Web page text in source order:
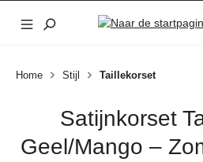
Ga naar de hoofdinhoud
Home Stijl Taillekorset
Satijnkorset
Geel/Mango –